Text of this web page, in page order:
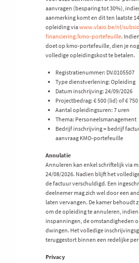
aanvragen (besparing tot 30%),
aanmerking komt en dit ten laatste
opleiding viawww.vlaio.be/nl/
financiering/kmo-portefeuille.
doet op kmo-portefeuille, dien je
volledige opleidingskost te betalen.
Registratienummer: DV.0105507
Type dienstverlening: Opleiding
Datum inschrijving: 24/09/2026
Projectbedrag: € 500 (lid) of €
Aantal opleidingsuren: 7 uren
Thema: Personeelsmanagement
Bedrijf inschrijving = bedrijf
aanvraag KMO-portefeuille
Annulatie
Annuleren kan enkel schriftelijk via
24/08/2026. Nadien blijft het
de factuur verschuldigd. Een
deelnemer mag zich wel door een
laten vervangen. De kamer behoudt
om de opleiding te annuleren,
inspanningen, de omstandigheden
dwingen. Het volledige
teruggestort binnen een redelijke
Privacy